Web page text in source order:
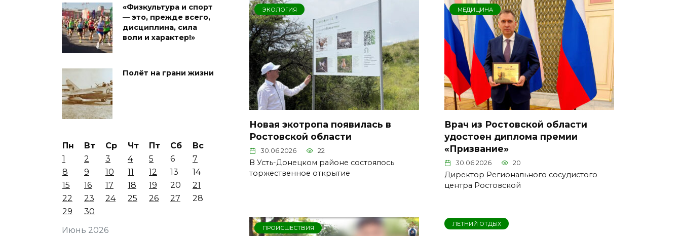
ЭКОЛОГИЯ
Новая экотропа появилась в
Ростовской области
30.06.2026 22
В Усть-Донецком районе состоялось
торжественное открытие
МЕДИЦИНА
Врач из Ростовской области
удостоен диплома премии
«Призвание»
30.06.2026 20
Директор Регионального сосудистого
центра Ростовской
ПРОИСШЕСТВИЯ
ЛЕТНИЙ ОТДЫХ
«Физкультура и спорт
— это, прежде всего,
дисциплина, сила
воли и характер!»
Полёт на грани жизни
Июнь 2026
Пн Вт Ср Чт Пт Сб
Вс
1
2 3 4 5 6
7
8
9 10 11 12 13
14
15
16 17 18 19 20
21
22
23 24 25 26 27
28
29
30